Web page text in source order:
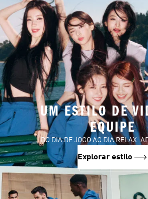
UM ESTILO DE
EQUIPE
DO DIA DE JOGO AO DIA RELAX.
Explorar estilo